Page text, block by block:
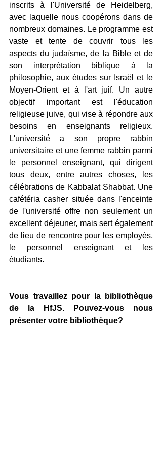
inscrits à l'Université de Heidelberg,
avec laquelle nous coopérons dans de
nombreux domaines. Le programme est
vaste et tente de couvrir tous les
aspects du judaïsme, de la Bible et de
son interprétation biblique à la
philosophie, aux études sur Israël et le
Moyen-Orient et à l'art juif. Un autre
objectif important est l'éducation
religieuse juive, qui vise à répondre aux
besoins en enseignants religieux.
L'université a son propre rabbin
universitaire et une femme rabbin parmi
le personnel enseignant, qui dirigent
tous deux, entre autres choses, les
célébrations de Kabbalat Shabbat. Une
cafétéria casher située dans l'enceinte
de l'université offre non seulement un
excellent déjeuner, mais sert également
de lieu de rencontre pour les employés,
le personnel enseignant et les
étudiants.
Vous travaillez pour la bibliothèque
de la HfJS. Pouvez-vous nous
présenter votre bibliothèque?